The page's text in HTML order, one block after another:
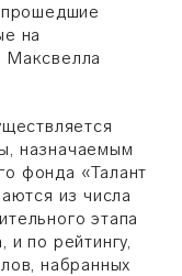
на
Максвелла
назначаемым
фонда «Талант
из числа
этапа
по рейтингу,
набранных